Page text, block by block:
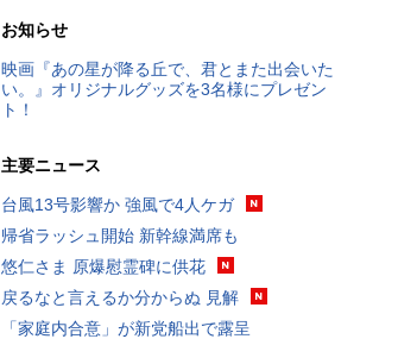
お知らせ
映画『あの星が降る丘で、君とまた出会いた
い。』オリジナルグッズを3名様にプレゼン
ト！
主要ニュース
台風13号影響か 強風で4人ケガ
帰省ラッシュ開始 新幹線満席も
悠仁さま 原爆慰霊碑に供花
戻るなと言えるか分からぬ 見解
「家庭内合意」が新党船出で露呈